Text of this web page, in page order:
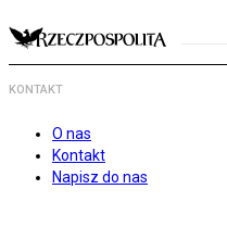
KONTAKT
O nas
Kontakt
Napisz do nas